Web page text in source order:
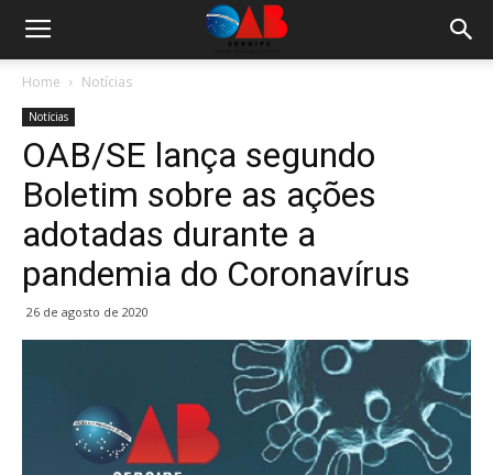
Home Notícias
Notícias
OAB/SE lança segundo
Boletim sobre as ações
adotadas durante a
pandemia do Coronavírus
26 de agosto de 2020